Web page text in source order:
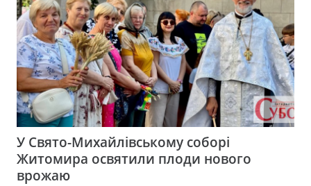
У Свято-Михайлівському соборі
Житомира освятили плоди нового
врожаю